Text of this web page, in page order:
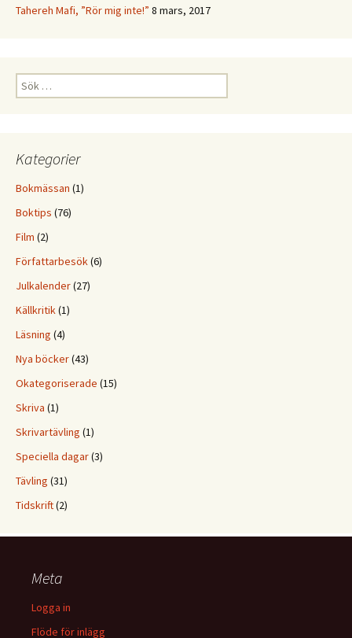
Tahereh Mafi, ”Rör mig inte!” 8 mars, 2017
Sök
efter:
Kategorier
Bokmässan (1)
Boktips (76)
Film (2)
Författarbesök(6)
Julkalender(27)
Källkritik(1)
Läsning (4)
Nya böcker(43)
Okategoriserade (15)
Skriva (1)
Skrivartävling (1)
Speciella dagar(3)
Tävling (31)
Tidskrift(2)
Meta
Logga in
Flöde för inlägg